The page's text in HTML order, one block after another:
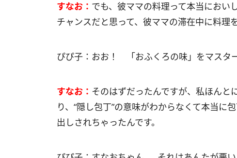
すなお： でも、彼ママの料理って本当におい
チャンスだと思って、彼ママの滞在中に料理
ぴぴ子：おお！ 「おふくろの味」をマスタ
すなお： そのはずだったんですが、私ほんと
り、“隠し包丁”の意味がわからなくて本当に
出しされちゃったんです。